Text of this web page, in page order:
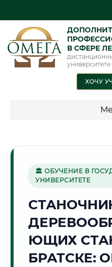
В СФЕРЕ
университете
ХОЧУ
промышленность"
Г.
Точное
🏛 ОБУЧЕНИЕ В
УНИВЕРСИТЕТЕ
ЮЩИХ
БРАТСКЕ: